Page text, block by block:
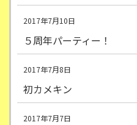
2017年7月10日
５周年パーティー！
2017年7月8日
初カメキン
2017年7月7日